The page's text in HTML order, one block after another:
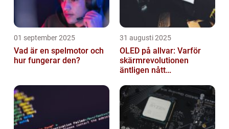
01 september 2025
Vad är en spelmotor och
hur fungerar den?
31 augusti 2025
OLED på allvar: Varför
skärmrevolutionen
äntligen nått